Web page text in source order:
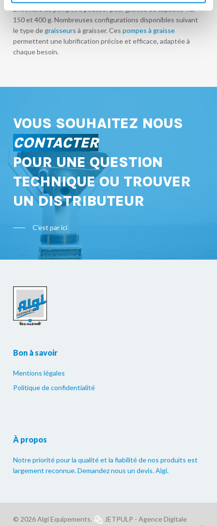
Ensemble de pompes à pousser pour graisse de capacité 40,
150 et 400 g. Nombreuses configurations disponibles suivant
le type degraisseurs à graisser. Ces pompes à graisse
permettent une lubrification précise et efficace, adaptée à
chaque besoin.
VOUS SOUHAITEZ NOUS
CONTACTER
POUR UNE QUESTION
TECHNIQUE OU TROUVER
UN DISTRIBUTEUR
C'est par ici
Bon à savoir
Mentions légales
Politique de confidentialité
À propos
Notre priorité pour la qualité et la fiabilité de nos produits est
largement reconnue. Demandez nous un devis. Algi.
© 2026 Algi Equipements. JETPULP - Agence Digitale